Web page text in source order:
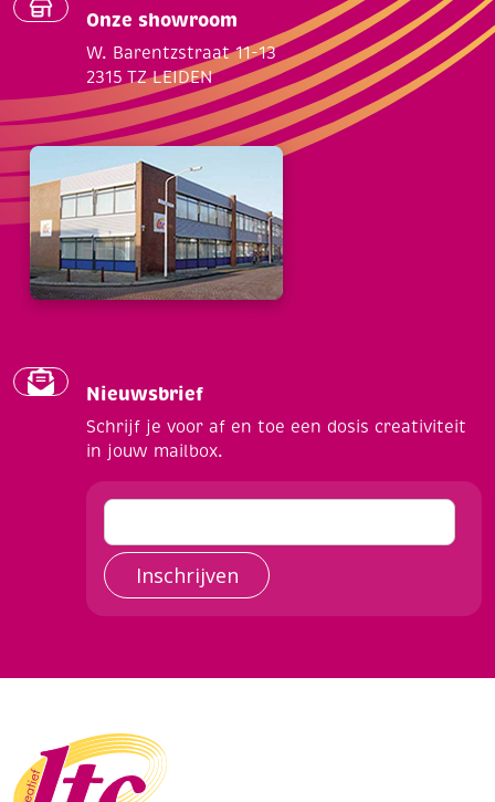
Onze showroom
W. Barentzstraat 11-13
2315 TZ LEIDEN
Nieuwsbrief
Schrijf je voor af en toe een dosis creativiteit
in jouw mailbox.
Inschrijven